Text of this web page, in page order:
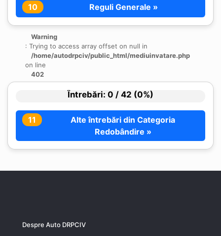
Despre Auto DRPCIV